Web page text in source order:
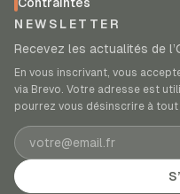
NEWSLETTER
Recevez les actualités de
En vous inscrivant, vous
via Brevo. Votre adresse est
pourrez vous désinscrire à tout
Adresse e-mail